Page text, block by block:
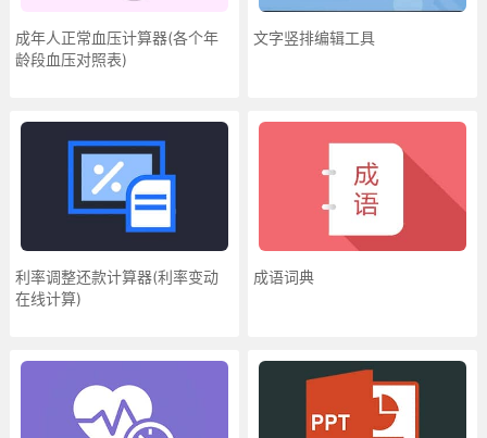
成年人正常血压计算器(各个年
龄段血压对照表)
文字竖排编辑工具
利率调整还款计算器(利率变动
在线计算)
成语词典